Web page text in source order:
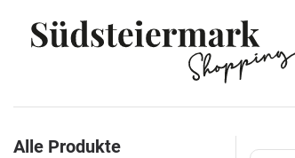
Alle Produkte